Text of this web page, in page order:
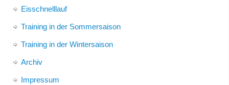
Eisschnelllauf
Training in der Sommersaison
Training in der Wintersaison
Archiv
Impressum